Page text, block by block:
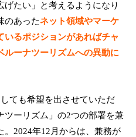
たい」と考えるようになり
のあったネット領域やマーケ
いるポジションがあればチャ
ルーナツーリズムへの異動に
ても希望を出させていただ
ツーリズム」の2つの部署を兼
2024年12月からは、兼務が